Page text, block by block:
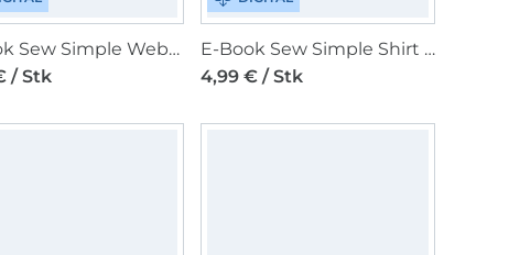
E-Book Sew Simple Webware-Shirt Sissy
/ Stk
E-Book Sew Simple Shirt Meene
4,99 € / Stk